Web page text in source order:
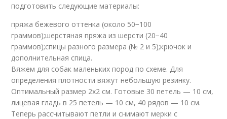
подготовить следующие материалы:
пряжа бежевого оттенка (около 50−100
граммов);шерстяная пряжа из шерсти (20−40
граммов);спицы разного размера (№ 2 и 5);крючок и
дополнительная спица.
Вяжем для собак маленьких пород по схеме. Для
определения плотности вяжут небольшую резинку.
Оптимальный размер 2х2 см. Готовые 30 петель — 10 см,
лицевая гладь в 25 петель — 10 см, 40 рядов — 10 см.
Теперь рассчитывают петли и снимают мерки с